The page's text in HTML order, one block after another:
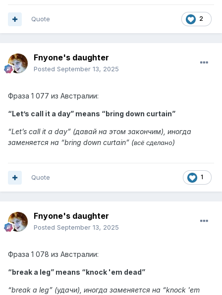
2
Quote
Fnyone's daughter
Posted September 13, 2025
Фраза 1 077 из Австралии:
“Let’s call it a day” means “bring down curtain”
“Let’s call it a day” (давай на этом закончим), иногда
заменяется на “bring down curtain” (всё сделано)
1
Quote
Fnyone's daughter
Posted September 13, 2025
Фраза 1 078 из Австралии:
“break a leg” means “knock 'em dead”
“break a leg” (удачи), иногда заменяется на “knock 'em